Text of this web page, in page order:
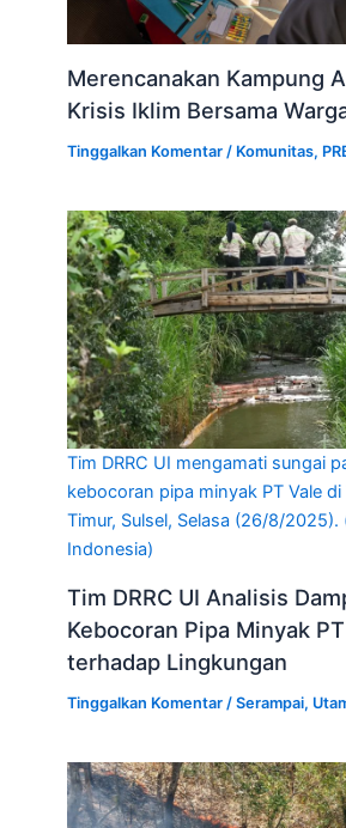
Merencanakan Kampung
Krisis Iklim Bersama
Tinggalkan Komentar / Komunitas,
Tim DRRC UI mengamati sungai
kebocoran pipa minyak PT Vale
Timur, Sulsel, Selasa (26/8/2025).
Indonesia)
Tim DRRC UI Analisis
Kebocoran Pipa Minyak
terhadap Lingkungan
Tinggalkan Komentar /Serampai,